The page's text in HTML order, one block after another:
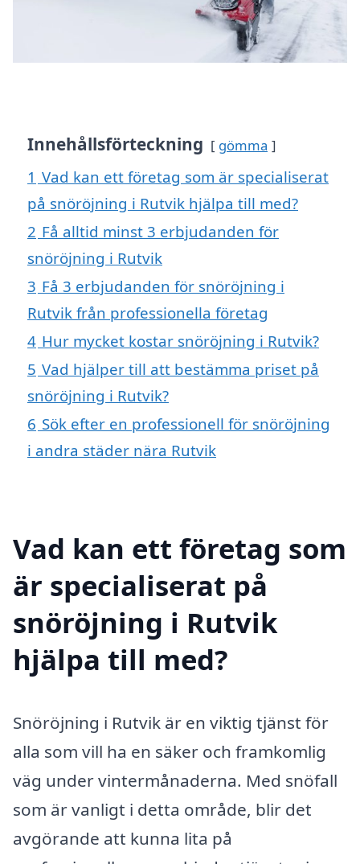
Innehållsförteckning gömma
1 Vad kan ett företag som är specialiserat
på snöröjning i Rutvik hjälpa till med?
2 Få alltid minst 3 erbjudanden för
snöröjning i Rutvik
3 Få 3 erbjudanden för snöröjning i
Rutvik från professionella företag
4 Hur mycket kostar snöröjning i Rutvik?
5 Vad hjälper till att bestämma priset på
snöröjning i Rutvik?
6 Sök efter en professionell för snöröjning
i andra städer nära Rutvik
Vad kan ett företag som
är specialiserat på
snöröjning i Rutvik
hjälpa till med?
Snöröjning i Rutvik är en viktig tjänst för
alla som vill ha en säker och framkomlig
väg under vintermånaderna. Med snöfall
som är vanligt i detta område, blir det
avgörande att kunna lita på